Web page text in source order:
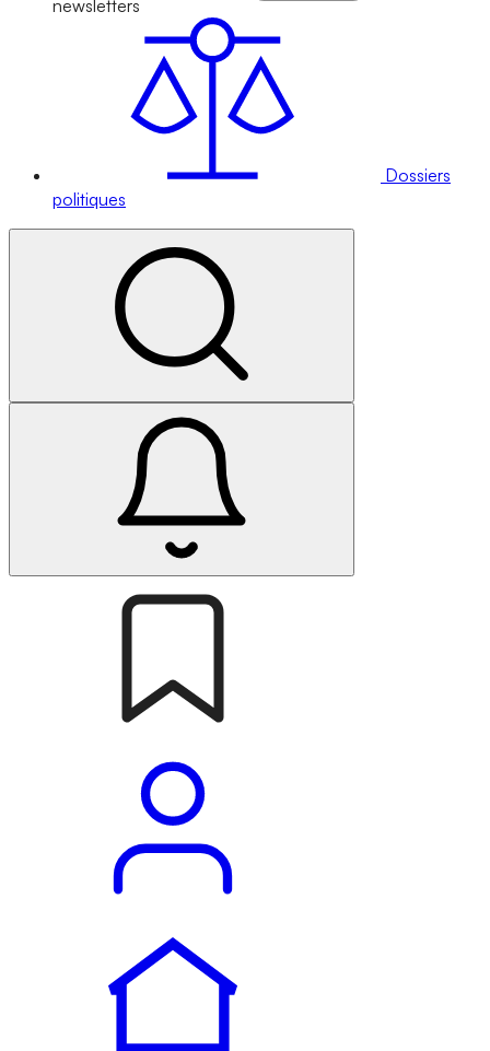
newsletters
Dossiers
politiques